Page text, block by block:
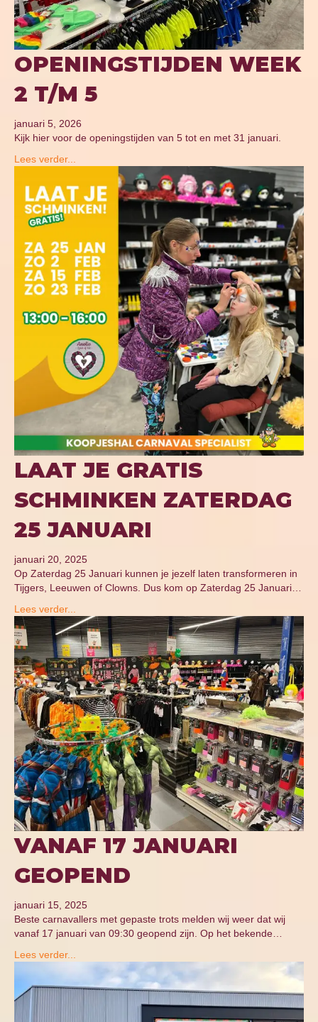
OPENINGSTIJDEN WEEK
2 T/M 5
januari 5, 2026
Kijk hier voor de openingstijden van 5 tot en met 31 januari.
Lees verder...
LAAT JE GRATIS
SCHMINKEN ZATERDAG
25 JANUARI
januari 20, 2025
Op Zaterdag 25 Januari kunnen je jezelf laten transformeren in
Tijgers, Leeuwen of Clowns. Dus kom op Zaterdag 25 Januari…
Lees verder...
VANAF 17 JANUARI
GEOPEND
januari 15, 2025
Beste carnavallers met gepaste trots melden wij weer dat wij
vanaf 17 januari van 09:30 geopend zijn. Op het bekende…
Lees verder...